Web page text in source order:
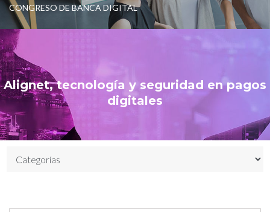
CONGRESO DE BANCA DIGITAL
Alignet, tecnología y seguridad en pagos
digitales